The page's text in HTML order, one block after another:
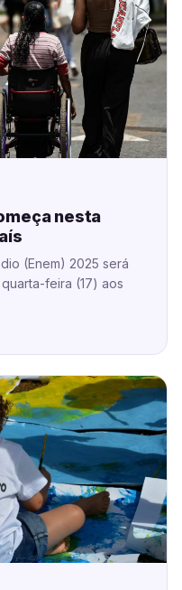
nesta
(Enem) 2025 será
feira (17) aos